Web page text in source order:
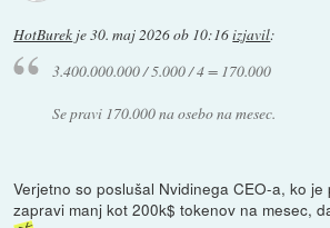
HotBurek je30. maj 2026 ob 10:16izjavil:
3.400.000.000 / 5.000 / 4 = 170.000
Se pravi 170.000 na osebo na mesec.
Verjetno so poslušal Nvidinega CEO-a, ko
zapravi manj kot 200k$ tokenov na mesec,